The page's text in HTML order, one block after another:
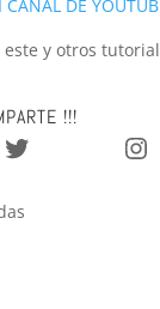
DE
y otros
!!!
Twitter